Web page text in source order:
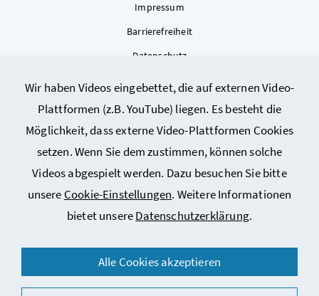
Wir haben Videos eingebettet, die auf externen Video-
Plattformen (z.B. YouTube) liegen. Es besteht die
Möglichkeit, dass externe Video-Plattformen Cookies
setzen. Wenn Sie dem zustimmen, können solche
Videos abgespielt werden. Dazu besuchen Sie bitte
unsere Cookie-Einstellungen. Weitere Informationen
bietet unsereDatenschutzerklärung.
Alle Cookies akzeptieren
Impressum
Barrierefreiheit
Datenschutz
Sitemap
Cookie-Einstellungen
© 2026 Bundesministerium für Arbeit, Soziales, Gesundheit,
Pflege und Konsumentenschutz